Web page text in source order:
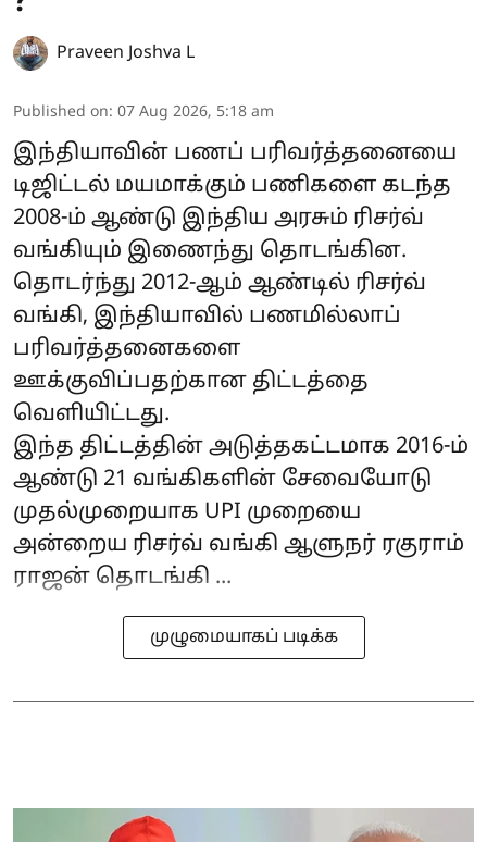
Praveen Joshva L
Published on: 07 Aug 2026, 5:18 am
இந்தியாவின் பணப் பரிவர்த்தனையை
டிஜிட்டல் மயமாக்கும் பணிகளை கடந்த
2008-ம் ஆண்டு இந்திய அரசும் ரிசர்வ்
வங்கியும் இணைந்து தொடங்கின.
தொடர்ந்து 2012-ஆம் ஆண்டில் ரிசர்வ்
வங்கி, இந்தியாவில் பணமில்லாப்
பரிவர்த்தனைகளை
ஊக்குவிப்பதற்கான திட்டத்தை
வெளியிட்டது.
இந்த திட்டத்தின் அடுத்தகட்டமாக 2016-ம்
ஆண்டு 21 வங்கிகளின் சேவையோடு
முதல்முறையாக UPI முறையை
அன்றைய ரிசர்வ் வங்கி ஆளுநர் ரகுராம்
ராஜன் தொடங்கி ...
முழுமையாகப் படிக்க